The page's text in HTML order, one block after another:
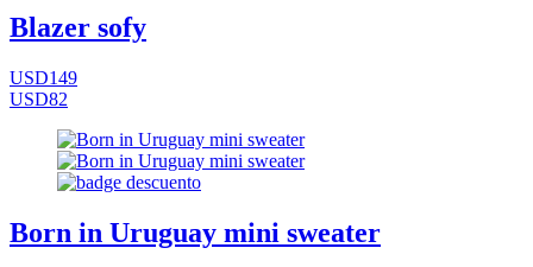
Blazer sofy
USD149
USD82
Born in Uruguay mini sweater